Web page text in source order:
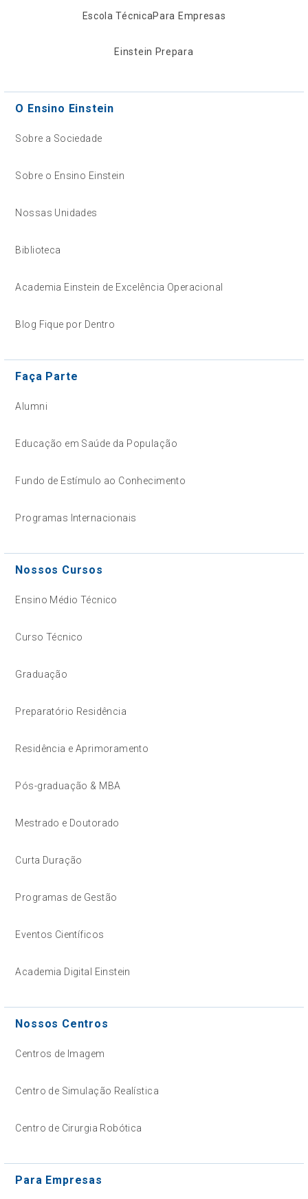
Escola TécnicaPara Empresas
Einstein Prepara
O Ensino Einstein
Sobre a Sociedade
Sobre o Ensino Einstein
Nossas Unidades
Biblioteca
Academia Einstein de Excelência Operacional
Blog Fique por Dentro
Faça Parte
Alumni
Educação em Saúde da População
Fundo de Estímulo ao Conhecimento
Programas Internacionais
Nossos Cursos
Ensino Médio Técnico
Curso Técnico
Graduação
Preparatório Residência
Residência e Aprimoramento
Pós-graduação & MBA
Mestrado e Doutorado
Curta Duração
Programas de Gestão
Eventos Científicos
Academia Digital Einstein
Nossos Centros
Centros de Imagem
Centro de Simulação Realística
Centro de Cirurgia Robótica
Para Empresas